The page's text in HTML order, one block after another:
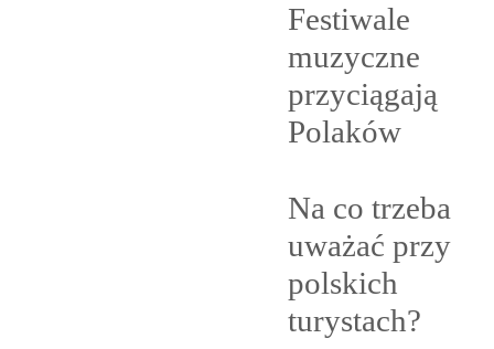
Festiwale
muzyczne
przyciągają
Polaków
Na co trzeba
uważać przy
polskich
turystach?